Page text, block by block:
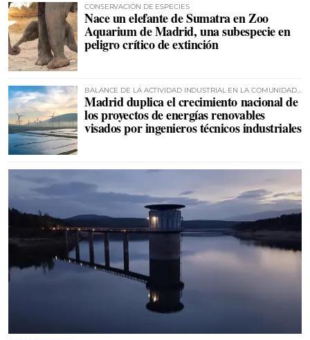
CONSERVACIÓN DE ESPECIES
Nace un elefante de Sumatra en Zoo
Aquarium de Madrid, una subespecie en
peligro crítico de extinción
BALANCE DE LA ACTIVIDAD INDUSTRIAL EN LA COMUNIDAD
DE MADRID
Madrid duplica el crecimiento nacional de
los proyectos de energías renovables
visados por ingenieros técnicos industriales